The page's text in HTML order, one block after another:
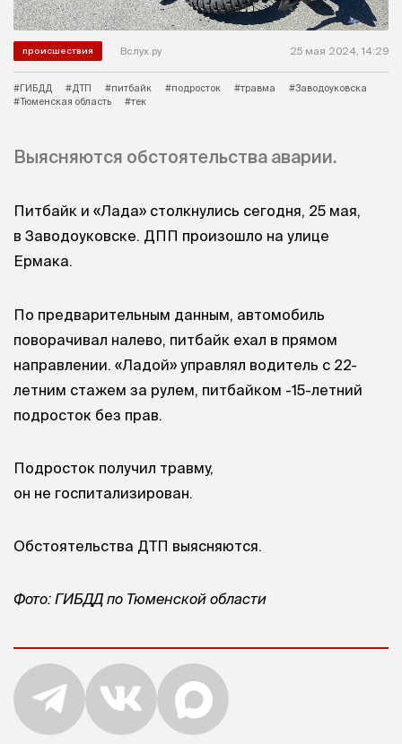
происшествия Вслух.ру 25 мая 2024, 14:29
#ГИБДД #ДТП #питбайк #подросток #травма
#Заводоуковска
#Тюменская область
#тек
Выясняются обстоятельства аварии.
Питбайк и «Лада» столкнулись сегодня, 25 мая,
в Заводоуковске. ДПП произошло на улице
Ермака.
По предварительным данным, автомобиль
поворачивал налево, питбайк ехал в прямом
направлении. «Ладой» управлял водитель с 22-
летним стажем за рулем, питбайком -15-летний
подросток без прав.
Подросток получил травму,
он не госпитализирован.
Обстоятельства ДТП выясняются.
Фото: ГИБДД по Тюменской области